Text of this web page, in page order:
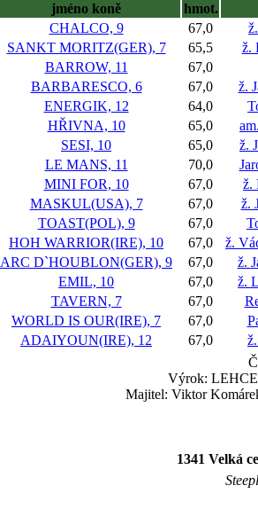
jméno koně
hmot.
CHALCO, 9 67,0
SANKT MORITZ(GER), 7 65,5
ž.
BARROW, 11
67,0
BARBARESCO, 6 67,0
ž.
ENERGIK, 12 64,0
HŘIVNA, 10 65,0
SESI, 10 65,0
ž.
LE MANS, 11 70,0
MINI FOR, 10 67,0
ž.
MASKUL(USA), 7 67,0
ž.
TOAST(POL), 9 67,0
HOH WARRIOR(IRE), 10 67,0
ž.
ARC D`HOUBLON(GER), 9 67,0
ž.
EMIL, 10 67,0
ž.
TAVERN, 7 67,0
WORLD IS OUR(IRE), 7 67,0
ADAIYOUN(IRE), 12 67,0
Výrok: LEHCE
Majitel: Viktor
1341 Velká